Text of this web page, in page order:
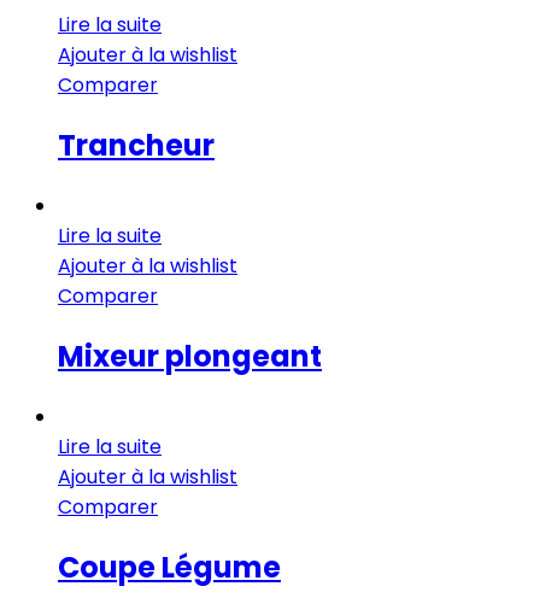
Lire la suite
Ajouter à la wishlist
Comparer
Trancheur
Lire la suite
Ajouter à la wishlist
Comparer
Mixeur plongeant
Lire la suite
Ajouter à la wishlist
Comparer
Coupe Légume